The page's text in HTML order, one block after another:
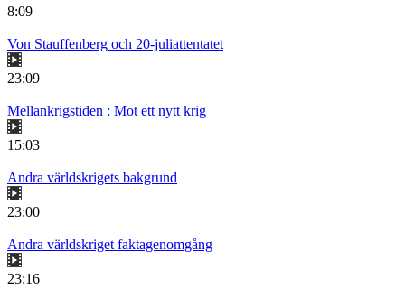
8:09
Von Stauffenberg och 20-juliattentatet
23:09
Mellankrigstiden : Mot ett nytt krig
15:03
Andra världskrigets bakgrund
23:00
Andra världskriget faktagenomgång
23:16